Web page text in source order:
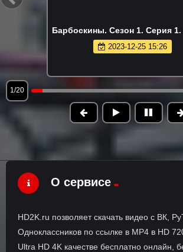
Барбоскины. Сезон 1. Серия 1.
2023-12-25 15:26
1/20
О сервисе
HD2K.ru позволяет скачать видео с ВК,
Одноклассников по ссылке в MP4 в HD
Ultra HD 4K качестве бесплатно онлайн,